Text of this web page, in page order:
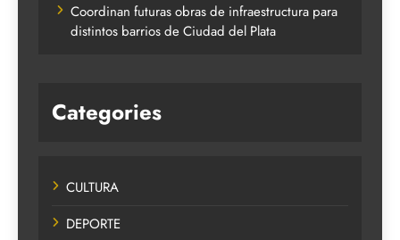
Coordinan futuras obras de infraestructura para
distintos barrios de Ciudad del Plata
Categories
CULTURA
DEPORTE